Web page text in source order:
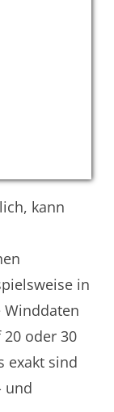
kann
in
Winddaten
oder 30
exakt sind
und